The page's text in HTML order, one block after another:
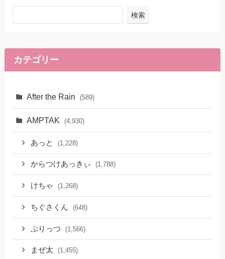
検索
カテゴリー
After the Rain (589)
AMPTAK (4,930)
あっと (1,228)
からつけあっきぃ (1,788)
けちゃ (1,268)
ちぐさくん (648)
ぷりっつ (1,566)
まぜ太 (1,455)